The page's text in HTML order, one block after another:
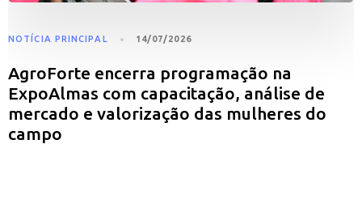
NOTÍCIA PRINCIPAL 14/07/2026
AgroForte encerra programação na
ExpoAlmas com capacitação, análise de
mercado e valorização das mulheres do
campo